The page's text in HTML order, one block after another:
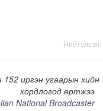
Нийтэлсэн:
152 иргэн угаарын хийн
хордлогод өртжээ
National Broadcaster